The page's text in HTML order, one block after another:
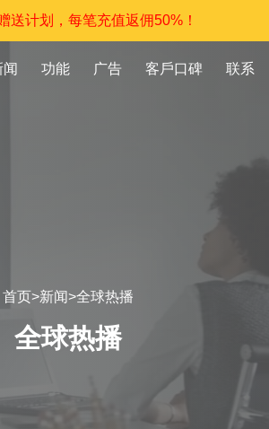
送计划，每笔充值返佣50%！
闻 功能 广告 客戶口碑 联系
首页>新闻>全球热播
全球热播